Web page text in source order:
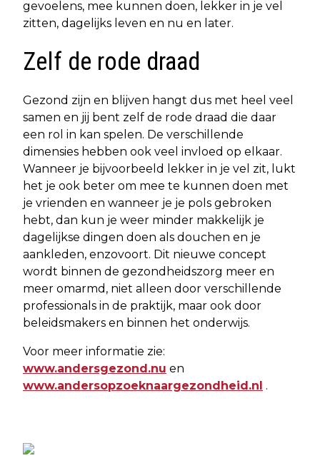
gevoelens, mee kunnen doen, lekker in je vel
zitten, dagelijks leven en nu en later.
Zelf de rode draad
Gezond zijn en blijven hangt dus met heel veel
samen en jij bent zelf de rode draad die daar
een rol in kan spelen. De verschillende
dimensies hebben ook veel invloed op elkaar.
Wanneer je bijvoorbeeld lekker in je vel zit, lukt
het je ook beter om mee te kunnen doen met
je vrienden en wanneer je je pols gebroken
hebt, dan kun je weer minder makkelijk je
dagelijkse dingen doen als douchen en je
aankleden, enzovoort. Dit nieuwe concept
wordt binnen de gezondheidszorg meer en
meer omarmd, niet alleen door verschillende
professionals in de praktijk, maar ook door
beleidsmakers en binnen het onderwijs.
Voor meer informatie zie:
www.andersgezond.nu en
www.andersopzoeknaargezondheid.nl .